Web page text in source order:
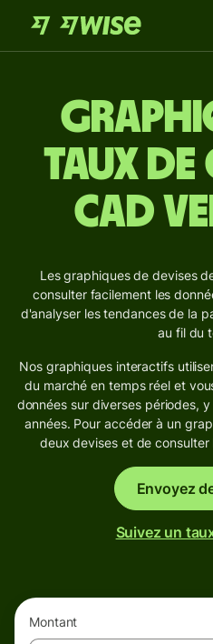
taux de
CAD
Les graphiques de devises
consulter facilement les
d'analyser les tendances de la
au fil du
Nos graphiques interactifs
du marché en temps réel et
données sur diverses périodes,
années. Pour accéder à un
deux devises et de consulter
Envoyez
Suivez un
Montant